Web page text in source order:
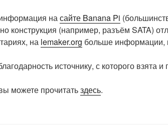
насайте Banana Pi
конструкция (например, разъём SATA)
на lemaker.org больше информации,
источнику, с которого взята и
можете прочитатьздесь.